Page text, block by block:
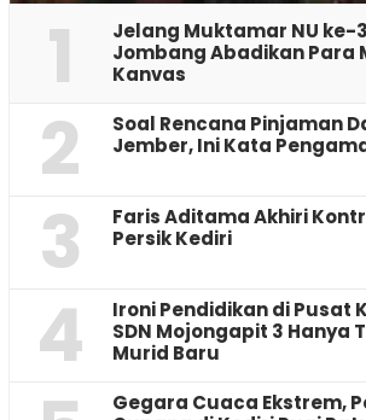
1
Jelang Muktamar NU ke-
Jombang Abadikan Para
Kanvas
2
‎Soal Rencana Pinjaman
Jember, Ini Kata
3
Faris Aditama Akhiri
Persik Kediri
4
Ironi Pendidikan di Pusat
SDN Mojongapit 3 Hanya
Murid Baru
‎Gegara Cuaca Ekstrem,